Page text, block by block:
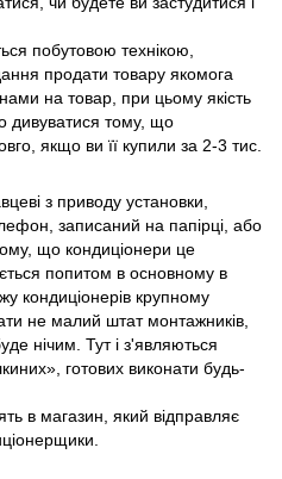
побутовою технікою,
продати товару якомога
на товар, при цьому якість
дивуватися тому, що
якщо ви її купили за 2-3 тис.
з приводу установки,
записаний на папірці, або
що кондиціонери це
попитом в основному в
кондиціонерів крупному
не малий штат монтажників,
нічим. Тут і з'являються
готових виконати будь-
в магазин, який відправляє